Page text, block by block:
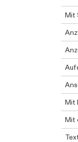
Mit
Mit
Mit